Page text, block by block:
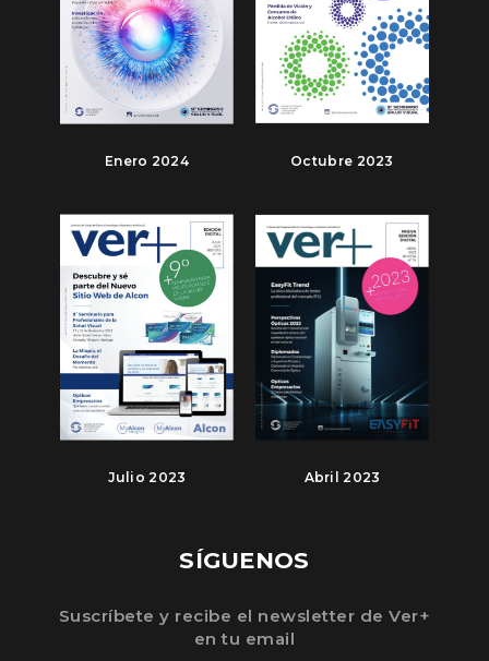
Enero 2024 Octubre 2023
Julio 2023 Abril 2023
SÍGUENOS
Suscríbete y recibe el newsletter de Ver+
en tu email